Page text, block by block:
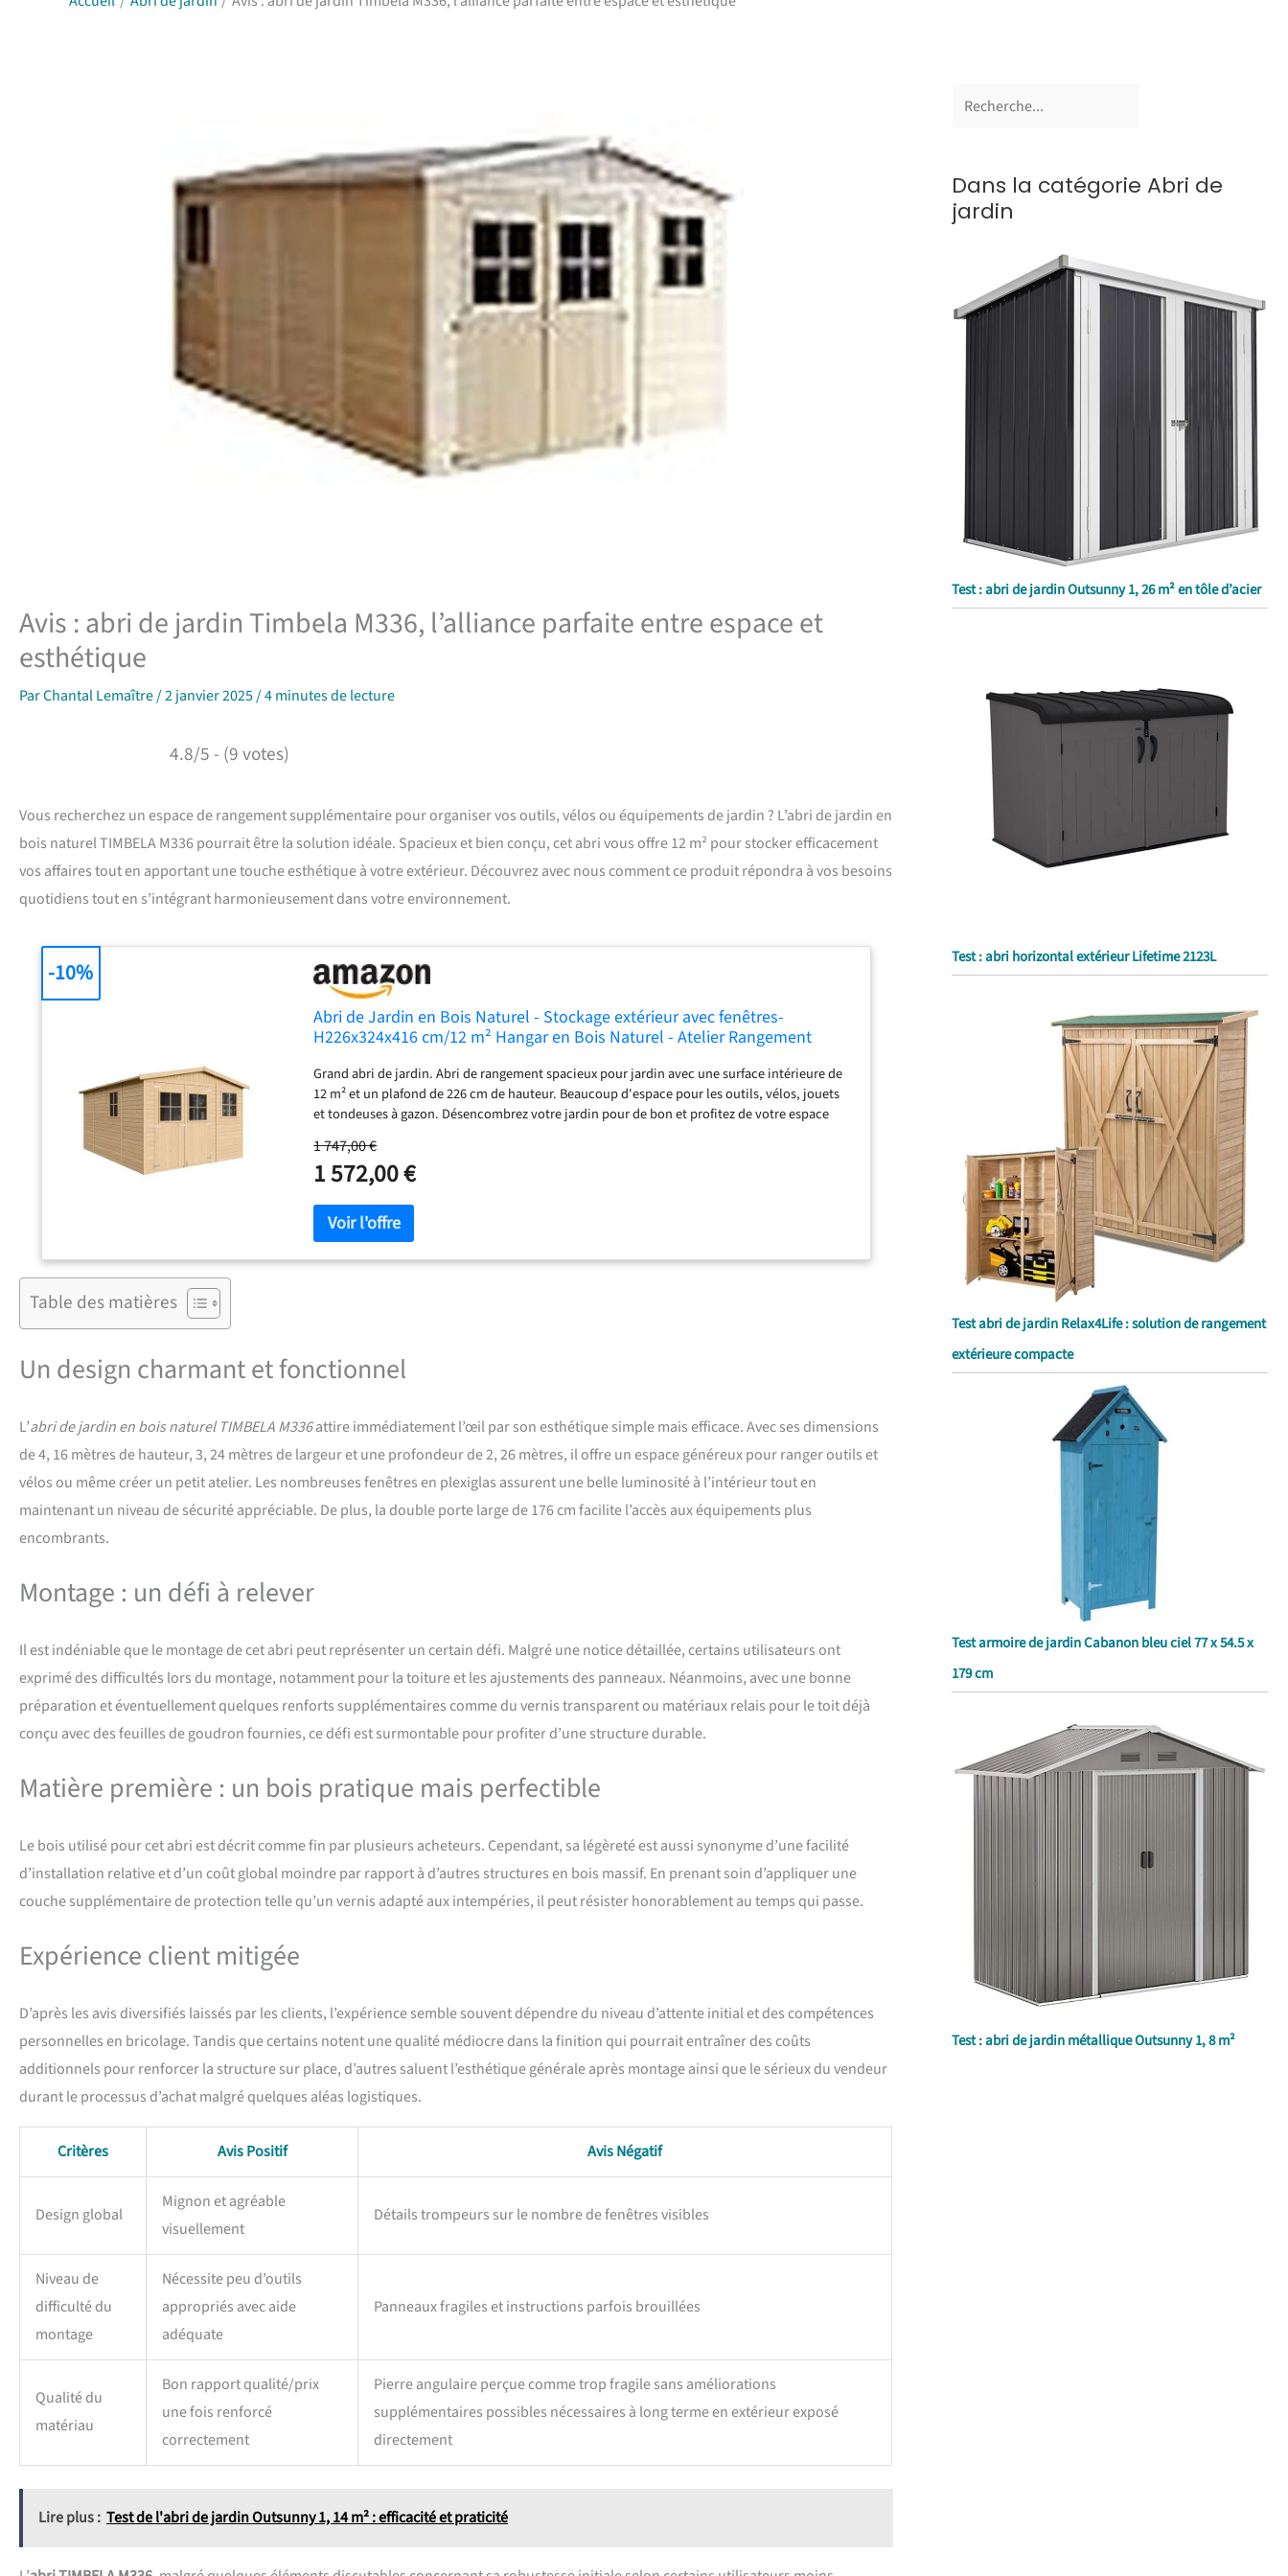
Avis : abri de jardin Timbela M336, l’alliance parfaite entre espace et
esthétique
ParChantal Lemaître/2 janvier 2025/4 minutes de lecture
4.8/5 - (9 votes)
Vous recherchez un espace de rangement supplémentaire pour organiser vos outils, vélos ou équipements de jardin ? L’abri de jardin en
bois naturel TIMBELA M336 pourrait être la solution idéale. Spacieux et bien conçu, cet abri vous offre 12 m² pour stocker efficacement
vos affaires tout en apportant une touche esthétique à votre extérieur. Découvrez avec nous comment ce produit répondra à vos besoins
quotidiens tout en s’intégrant harmonieusement dans votre environnement.
Abri de Jardin en Bois Naturel - Stockage extérieur avec fenêtres-
H226x324x416 cm/12 m² Hangar en Bois Naturel - Atelier Rangement
Grand abri de jardin. Abri de rangement spacieux pour jardin avec une surface intérieure de
12 m² et un plafond de 226 cm de hauteur. Beaucoup d'espace pour les outils, vélos, jouets
et tondeuses à gazon. Désencombrez votre jardin pour de bon et profitez de votre espace
bardage à rainure et languette avec les planches lisses rabotées à emboîtement étanche et le
feutre de toiture durable garantissent que votre abri offre une excellente protection contre
conçu pour résister à l'épreuve du temps et est livré avec une garantie fabricant de 2 ans.
Traitez le bois brut avec la couleur et la finition de votre choix pour maximiser la durée de
vie de votre cabane de jardin! Parfait comme maison d'été : avec ses portes doubles à grande
d'extérieur, les rendant facilement accessibles pour les chaudes journées d'été. FACILE À
ASSEMBLER : Avec les panneaux épais de pin et d’épicéa de haute qualité de 17 mm et des
jardin sera un plaisir pour tout amateur de bricolage. Votre abri de jardin est livré avec des
panneaux de toit, du feutre, des fixations, une double porte avec fenêtres, des loquets et
d'autres accessoires nécessaires. TRÈS IMPORTANT : Nous nous excusons mais nous ne
livrons pas à Lewis et Harris, île de Skye, Mainland (Shetland), Anglesey, île de Man, île de
Wight, île de Sheppey en raison de la taille des marchandises! Veuillez indiquer votre
numéro de téléphone portable lors de la commande.
1 747,00 €
1 572,00 €
-10%
Table des matières
Un design charmant et fonctionnel
L’abri de jardin en bois naturel TIMBELA M336attire immédiatement l’œil par son esthétique simple mais efficace. Avec ses dimensions
de 4, 16 mètres de hauteur, 3, 24 mètres de largeur et une profondeur de 2, 26 mètres, il offre un espace généreux pour ranger outils et
vélos ou même créer un petit atelier. Les nombreuses fenêtres en plexiglas assurent une belle luminosité à l’intérieur tout en
maintenant un niveau de sécurité appréciable. De plus, la double porte large de 176 cm facilite l’accès aux équipements plus
encombrants.
Montage : un défi à relever
Il est indéniable que le montage de cet abri peut représenter un certain défi. Malgré une notice détaillée, certains utilisateurs ont
exprimé des difficultés lors du montage, notamment pour la toiture et les ajustements des panneaux. Néanmoins, avec une bonne
préparation et éventuellement quelques renforts supplémentaires comme du vernis transparent ou matériaux relais pour le toit déjà
conçu avec des feuilles de goudron fournies, ce défi est surmontable pour profiter d’une structure durable.
Matière première : un bois pratique mais perfectible
Le bois utilisé pour cet abri est décrit comme fin par plusieurs acheteurs. Cependant, sa légèreté est aussi synonyme d’une facilité
d’installation relative et d’un coût global moindre par rapport à d’autres structures en bois massif. En prenant soin d’appliquer une
couche supplémentaire de protection telle qu’un vernis adapté aux intempéries, il peut résister honorablement au temps qui passe.
Expérience client mitigée
D’après les avis diversifiés laissés par les clients, l’expérience semble souvent dépendre du niveau d’attente initial et des compétences
personnelles en bricolage. Tandis que certains notent une qualité médiocre dans la finition qui pourrait entraîner des coûts
additionnels pour renforcer la structure sur place, d’autres saluent l’esthétique générale après montage ainsi que le sérieux du vendeur
durant le processus d’achat malgré quelques aléas logistiques.
Critères Avis Positif Avis Négatif
Design global
Mignon et agréable
visuellement
Détails trompeurs sur le nombre de fenêtres visibles
Niveau de
difficulté du
montage
Nécessite peu d’outils
appropriés avec aide
adéquate
Panneaux fragiles et instructions parfois brouillées
Qualité du
matériau
Bon rapport qualité/prix
une fois renforcé
correctement
Pierre angulaire perçue comme trop fragile sans améliorations
supplémentaires possibles nécessaires à long terme en extérieur exposé
directement
Lire plus : Test de l'abri de jardin Outsunny 1, 14 m² : efficacité et praticité
Dans la catégorie Abri de
jardin
Test : abri de jardin Outsunny 1, 26 m² en tôle d’acier
Test : abri horizontal extérieur Lifetime 2123L
Test abri de jardin Relax4Life : solution de rangement
extérieure compacte
Test armoire de jardin Cabanon bleu ciel 77 x 54.5 x
179 cm
Test : abri de jardin métallique Outsunny 1, 8 m²